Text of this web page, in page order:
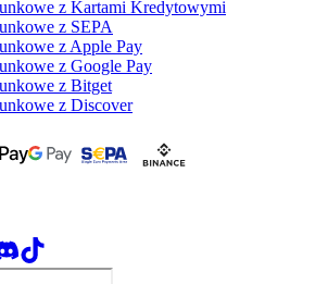
z Kartami Kredytowymi
z SEPA
z Apple Pay
z Google Pay
z Bitget
z Discover